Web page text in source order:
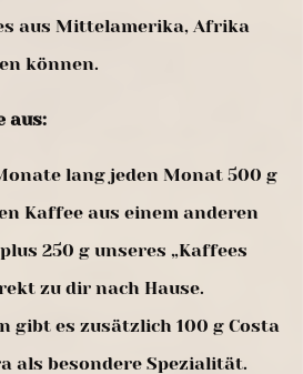
aus Mittelamerika, Afrika
können.
aus:
lang jeden Monat 500 g
Kaffee aus einem anderen
250 g unseres „Kaffees
zu dir nach Hause.
gibt es zusätzlich 100 g Costa
als besondere Spezialität.